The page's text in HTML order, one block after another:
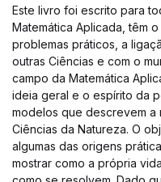
Este livro foi escrito para
Matemática Aplicada, têm
problemas práticos, a
outras Ciências e com o
campo da Matemática
ideia geral e o espírito da
modelos que descrevem a
Ciências da Natureza. O
algumas das origens
mostrar como a própria